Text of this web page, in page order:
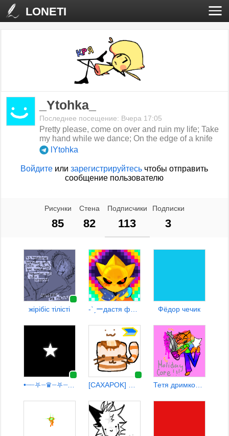
LONETI
_Ytohka_
Последнее посещение: Вчера 17:05
Pretty please, come on over and ruin my life; Take
my hand while we dance; On the edge of a knife
lYtohka
Войдите илизарегистрируйтесь чтобы отправить
сообщение пользователю
Рисунки
85
Стена
82
Подписчики
113
Подписки
3
жiрiбiс тiлiстi Фёдор чечик